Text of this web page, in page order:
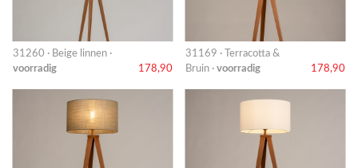
31260 · Beige linnen ·
voorradig
178,90
31169 · Terracotta &
Bruin · voorradig 178,90